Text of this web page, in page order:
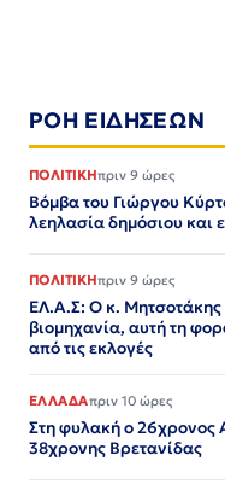
ΡΟΗ ΕΙΔΗΣΕΩΝ
ΠΟΛΙΤΙΚΗπριν 9 ώρες
Βόμβα του Γιώργου
λεηλασία δημόσιου και
ΠΟΛΙΤΙΚΗπριν 9 ώρες
ΕΛ.Α.Σ: Ο κ.
βιομηχανία, αυτή τη
από τις εκλογές
ΕΛΛΑΔΑπριν 10 ώρες
Στη φυλακή ο 26χρονος
38χρονης Βρετανίδας